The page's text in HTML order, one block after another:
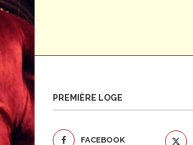
PREMIÈRE LOGE
FACEBOOK